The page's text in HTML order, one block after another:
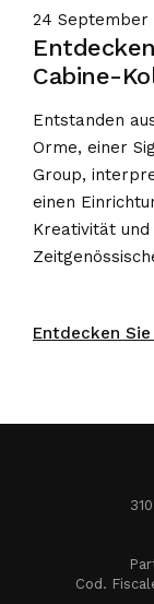
24 September
Cabine-
Entstanden
Orme, einer
Group,
einen
Kreativität
Entdecken
Cod.